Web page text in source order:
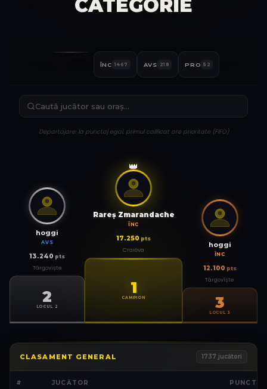
CATEGORIE
ÎNC 1467 AVS 218 PRO 52
Departajare: la punctaj egal, primul calificat are prioritate (FIFO)
hoggi
AVS
13.240 pts
Târgoviște
2
LOCUL 2
👑
Rareş Zmarandache
ÎNC
17.250 pts
Craiova
1
CAMPION
hoggi
ÎNC
12.100 pts
Târgoviște
3
LOCUL 3
CLASAMENT GENERAL 1737 jucători
# JUCĂTOR PUNCTE